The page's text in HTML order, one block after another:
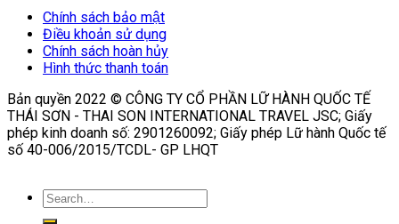
Chính sách bảo mật
Điều khoản sử dụng
Chính sách hoàn hủy
Hình thức thanh toán
Bản quyền 2022 © CÔNG TY CỔ PHẦN LỮ HÀNH QUỐC TẾ
THÁI SƠN - THAI SON INTERNATIONAL TRAVEL JSC; Giấy
phép kinh doanh số: 2901260092; Giấy phép Lữ hành Quốc tế
số 40-006/2015/TCDL- GP LHQT